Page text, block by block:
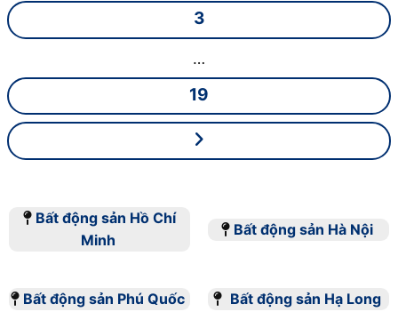
Quy trình quy hoạch bắt đầu với việc nghiên cứu
thị trường và phân tích địa điểm . Các bước tiếp
Lập kế hoạch tổng thể
Thiết kế chi tiết
Lập kế hoạch triển khai
việc tạo ra một dự án bất động sản hiệu quả và
3
…
19
Bất động sản Hồ Chí
Minh
Bất động sản Hà Nội
Bất động sản Phú Quốc Bất động sản Hạ Long